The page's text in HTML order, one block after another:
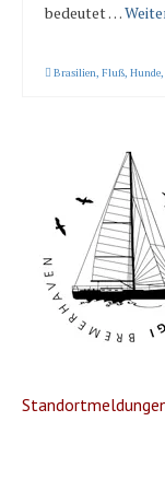
bedeutet …
Brasilien, Fluß, Hunde,